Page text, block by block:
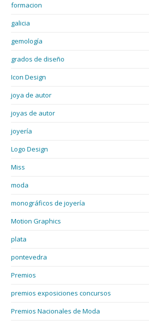
formacion
galicia
gemología
grados de diseño
Icon Design
joya de autor
joyas de autor
joyería
Logo Design
Miss
moda
monográficos de joyería
Motion Graphics
plata
pontevedra
Premios
premios exposiciones concursos
Premios Nacionales de Moda